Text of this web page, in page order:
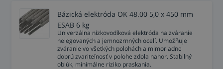
Bázická elektróda OK 48.00 5,0 x 450 mm
ESAB 6 kg
Univerzálna nízkovodíková elektróda na zváranie
nelegovaných a jemnozrnných ocelí. Umožňuje
zváranie vo všetkých polohách a mimoriadne
dobrú zvariteľnosť v polohe zdola nahor. Stabilný
oblúk, minimálne riziko praskania.